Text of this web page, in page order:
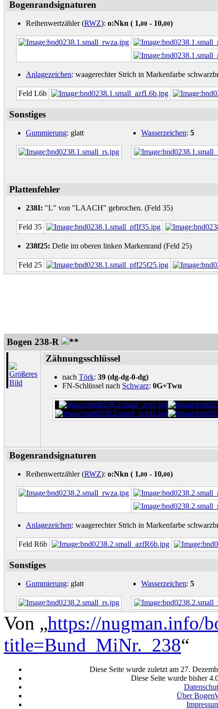
Bogenrandsignaturen
Reihenwertzähler (RWZ): o:Nkn ( 1,00 - 10,00)
Anlagezeichen: waagerechter Strich in Markenfarbe
Feld L6b
Sonstiges
Gummierung: glatt Wasserzeichen: 5
Plattenfehler
238I: "L" von "LAACH" gebrochen. (Feld 35)
Feld 35
238f25: Delle im oberen linken Markenrand (Feld 25)
Feld 25
Bogen 238-R
Zähnungsschlüssel
nach Törk: 39 (dg-dg-0-dg)
FN-Schlüssel nach Schwarz: 0G+Twu
Bogenrandsignaturen
Reihenwertzähler (RWZ): o:Nkn ( 1,00 - 10,00)
Anlagezeichen: waagerechter Strich in Markenfarbe
Feld R6b
Sonstiges
Gummierung: glatt Wasserzeichen: 5
Von „https://nugman.info/
title=Bund_MiNr._238“
Diese Seite wurde zuletzt am 27.
Diese Seite wurde bisher
Über